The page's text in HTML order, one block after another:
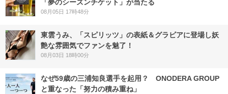
「夢のシーズンチケット」が当たる
08月05日 17時48分
東雲うみ、「スピリッツ」の表紙＆グラビアに登場し妖
艶な雰囲気でファンを魅了！
08月03日 18時00分
なぜ59歳の三浦知良選手を起用？ ONODERA GROUP
と重なった「努力の積み重ね」